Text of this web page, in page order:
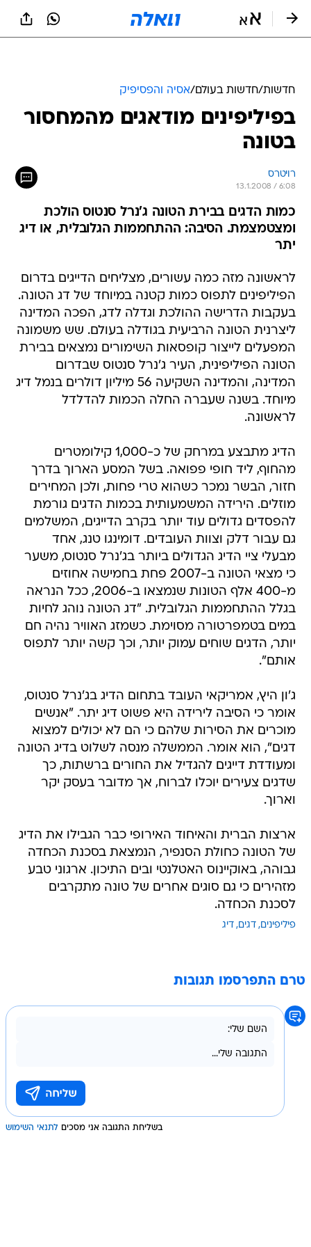
חדשות/חדשות בעולם/אסיה והפסיפיק
בפיליפינים מודאגים מהמחסור
בטונה
רויטרס
13.1.2008 / 6:08
כמות הדגים בבירת הטונה ג'נרל סנטוס הולכת
ומצטמצמת. הסיבה: ההתחממות הגלובלית, או דיג
יתר
לראשונה מזה כמה עשורים, מצליחים הדייגים בדרום
הפיליפינים לתפוס כמות קטנה במיוחד של דג הטונה.
בעקבות הדרישה ההולכת וגדלה לדג, הפכה המדינה
ליצרנית הטונה הרביעית בגודלה בעולם. שש משמונה
המפעלים לייצור קופסאות השימורים נמצאים בבירת
הטונה הפיליפינית, העיר ג'נרל סנטוס שבדרום
המדינה, והמדינה השקיעה 56 מיליון דולרים בנמל דיג
מיוחד. בשנה שעברה החלה הכמות להדלדל
לראשונה.
הדיג מתבצע במרחק של כ-1,000 קילומטרים
מהחוף, ליד חופי פפואה. בשל המסע הארוך בדרך
חזור, הבשר נמכר כשהוא טרי פחות, ולכן המחירים
מוזלים. הירידה המשמעותית בכמות הדגים גורמת
להפסדים גדולים עוד יותר בקרב הדייגים, המשלמים
גם עבור דלק וצוות העובדים. דומינגו טנג, אחד
מבעלי ציי הדיג הגדולים ביותר בג'נרל סנטוס, משער
כי מצאי הטונה ב-2007 פחת בחמישה אחוזים
מ-400 אלף הטונות שנמצאו ב-2006, ככל הנראה
בגלל ההתחממות הגלובלית. "דג הטונה נוהג לחיות
במים בטמפרטורה מסוימת. כשמזג האוויר נהיה חם
יותר, הדגים שוחים עמוק יותר, וכך קשה יותר לתפוס
אותם".
ג'ון היץ, אמריקאי העובד בתחום הדיג בג'נרל סנטוס,
אומר כי הסיבה לירידה היא פשוט דיג יתר. "אנשים
מוכרים את הסירות שלהם כי הם לא יכולים למצוא
דגים", הוא אומר. הממשלה מנסה לשלוט בדיג הטונה
ומעודדת דייגים להגדיל את החורים ברשתות, כך
שדגים צעירים יוכלו לברוח, אך מדובר בעסק יקר
וארוך.
ארצות הברית והאיחוד האירופי כבר הגבילו את הדיג
של הטונה כחולת הסנפיר, הנמצאת בסכנת הכחדה
גבוהה, באוקיינוס האטלנטי ובים התיכון. ארגוני טבע
מזהירים כי גם סוגים אחרים של טונה מתקרבים
לסכנת הכחדה.
פיליפינים דגים דיג
טרם התפרסמו תגובות
בשליחת התגובה אני מסכים לתנאי השימוש